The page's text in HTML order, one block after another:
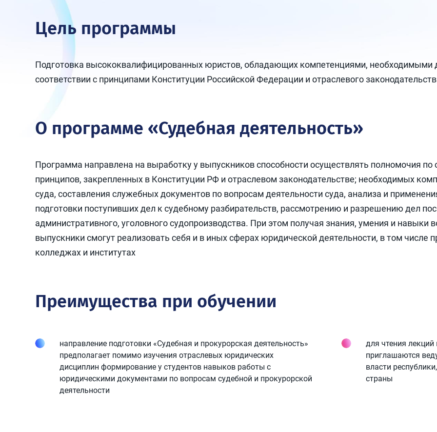
Цель программы
Подготовка высококвалифицированных юристов, обладающих компетенциями, необходимыми
соответствии с принципами Конституции Российской Федерации и отраслевого
О программе «Судебная деятельность»
Программа направлена на выработку у выпускников способности осуществлять полномочия
принципов, закрепленных в Конституции РФ и отраслевом законодательстве; необходимых
суда, составления служебных документов по вопросам деятельности суда, анализа и
подготовки поступивших дел к судебному разбирательств, рассмотрению и разрешению дел
административного, уголовного судопроизводства. При этом получая знания, умения и навыки
выпускники смогут реализовать себя и в иных сферах юридической деятельности, в том
колледжах и институтах
Преимущества при обучении
направление подготовки «Судебная и прокурорская деятельность»
предполагает помимо изучения отраслевых юридических
дисциплин формирование у студентов навыков работы с
юридическими документами по вопросам судебной и прокурорской
деятельности
для чтения
приглашаются
власти
страны